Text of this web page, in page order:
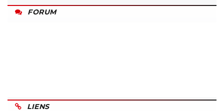
FORUM
LIENS